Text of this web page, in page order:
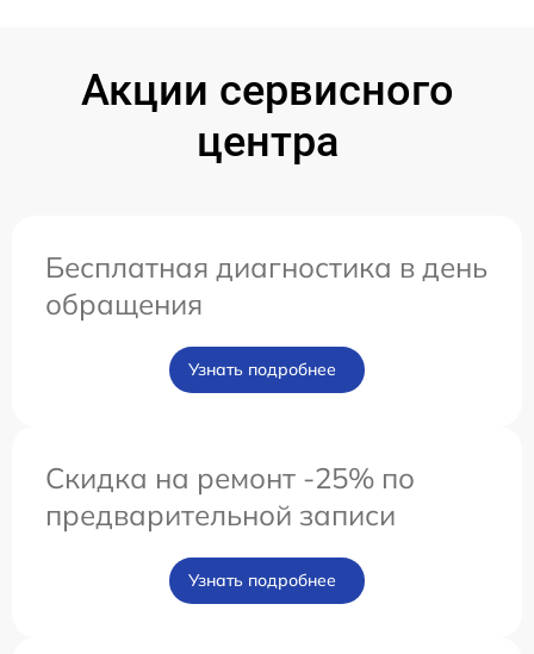
Акции сервисного
центра
Бесплатная диагностика в день
обращения
Узнать подробнее
Скидка на ремонт -25% по
предварительной записи
Узнать подробнее